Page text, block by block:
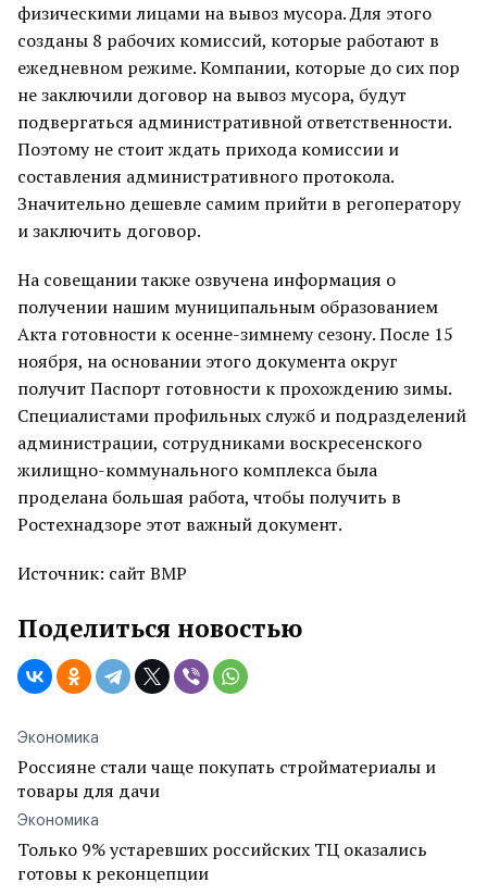
физическими лицами на вывоз мусора. Для этого
созданы 8 рабочих комиссий, которые работают в
ежедневном режиме. Компании, которые до сих пор
не заключили договор на вывоз мусора, будут
подвергаться административной ответственности.
Поэтому не стоит ждать прихода комиссии и
составления административного протокола.
Значительно дешевле самим прийти в регоператору
и заключить договор.
На совещании также озвучена информация о
получении нашим муниципальным образованием
Акта готовности к осенне-зимнему сезону. После 15
ноября, на основании этого документа округ
получит Паспорт готовности к прохождению зимы.
Специалистами профильных служб и подразделений
администрации, сотрудниками воскресенского
жилищно-коммунального комплекса была
проделана большая работа, чтобы получить в
Ростехнадзоре этот важный документ.
Источник: сайт ВМР
Поделиться новостью
Экономика
Россияне стали чаще покупать стройматериалы и
товары для дачи
Экономика
Только 9% устаревших российских ТЦ оказались
готовы к реконцепции